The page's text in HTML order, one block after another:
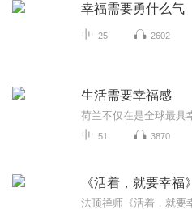
幸福需要勇什么气
25 2602
生活需要幸福感
51 3870
《活着，就要幸福》